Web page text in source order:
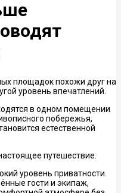
площадок похожи друг на
уровень впечатлений.
в одном помещении
побережья,
естественной
путешествие.
уровень приватности.
гости и экипаж,